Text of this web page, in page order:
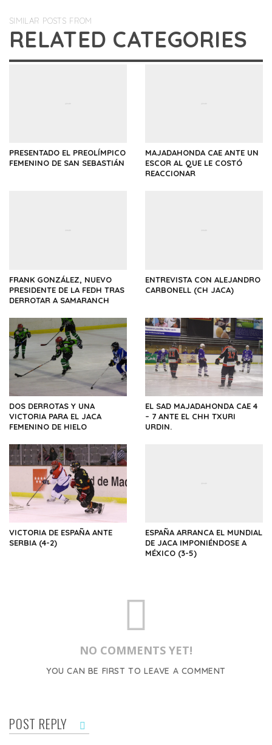
SIMILAR POSTS FROM
RELATED CATEGORIES
PRESENTADO EL PREOLÍMPICO
FEMENINO DE SAN SEBASTIÁN
MAJADAHONDA CAE ANTE UN
ESCOR AL QUE LE COSTÓ
REACCIONAR
FRANK GONZÁLEZ, NUEVO
PRESIDENTE DE LA FEDH TRAS
DERROTAR A SAMARANCH
ENTREVISTA CON ALEJANDRO
CARBONELL (CH JACA)
DOS DERROTAS Y UNA
VICTORIA PARA EL JACA
FEMENINO DE HIELO
EL SAD MAJADAHONDA CAE 4
– 7 ANTE EL CHH TXURI
URDIN.
VICTORIA DE ESPAÑA ANTE
SERBIA (4-2)
ESPAÑA ARRANCA EL MUNDIAL
DE JACA IMPONIÉNDOSE A
MÉXICO (3-5)
NO COMMENTS YET!
YOU CAN BE FIRST TO LEAVE A COMMENT
POST REPLY